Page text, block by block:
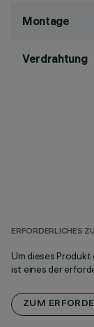
Montage
Verdrahtung
ERFORDERLICHES
Um dieses
ist eines der
ZUM